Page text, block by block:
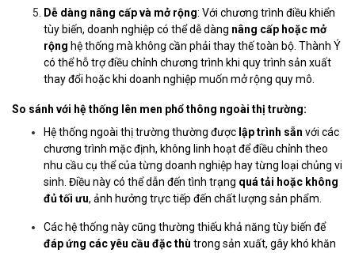
Dễ dàng nâng cấp và mở rộng: Với chương trình điều khiển
tùy biến, doanh nghiệp có thể dễ dàng nâng cấp hoặc mở
rộng hệ thống mà không cần phải thay thế toàn bộ. Thành Ý
có thể hỗ trợ điều chỉnh chương trình khi quy trình sản xuất
thay đổi hoặc khi doanh nghiệp muốn mở rộng quy mô.
So sánh với hệ thống lên men phổ thông ngoài thị trường:
Hệ thống ngoài thị trường thường được lập trình sẵn với các
chương trình mặc định, không linh hoạt để điều chỉnh theo
nhu cầu cụ thể của từng doanh nghiệp hay từng loại chủng vi
sinh. Điều này có thể dẫn đến tình trạng quá tải hoặc không
đủ tối ưu, ảnh hưởng trực tiếp đến chất lượng sản phẩm.
Các hệ thống này cũng thường thiếu khả năng tùy biến để
đáp ứng các yêu cầu đặc thù trong sản xuất, gây khó khăn